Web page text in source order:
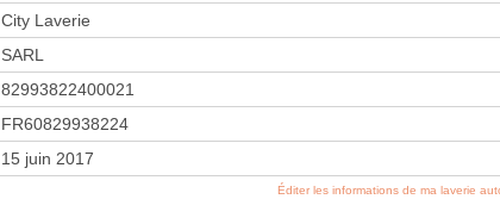
City Laverie
SARL
82993822400021
FR60829938224
15 juin 2017
Éditer les informations de ma laverie